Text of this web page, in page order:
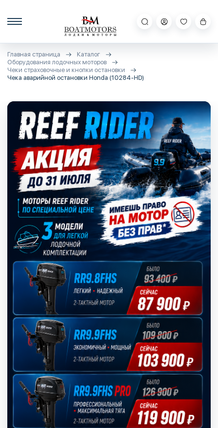
Главная страница
Каталог
Оборудования лодочных моторов
Чеки страховочные и кнопки остановки
Чека аварийной остановки Honda (10284-HD)